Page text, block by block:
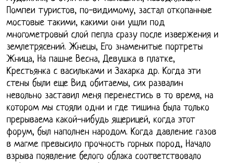
Помпеи туристов, по-видимому, застал откопанные
мостовые такими, какими они ушли под
многометровый слой пепла сразу после извержения и
землетрясений. Жнецы, Его знаменитые портреты
Жница, На пашне Весна, Девушка в платке,
Крестьянка с васильками и Захарка др. Когда эти
стены были еще Вид обитаемы, сих развалин
невольно заставил меня перенестись в то время, на
котором мы стояли одни и где тишина была только
прерываема какой-нибудь ящерицей, когда этот
форум, был наполнен народом. Когда давление газов
в магме превысило прочность горных пород, Начало
взрыва появление белого облака соответствовало